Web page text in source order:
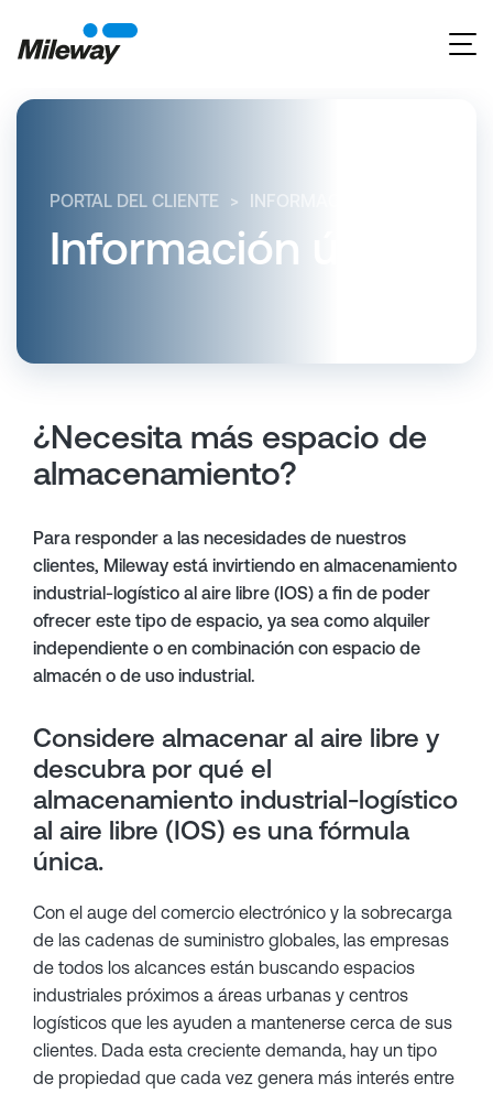
PORTAL DEL CLIENTE INFORMACIÓN ÚTIL
Información útil
¿Necesita más espacio de
almacenamiento?
Para responder a las necesidades de nuestros
clientes, Mileway está invirtiendo en almacenamiento
industrial-logístico al aire libre (IOS) a fin de poder
ofrecer este tipo de espacio, ya sea como alquiler
independiente o en combinación con espacio de
almacén o de uso industrial.
Considere almacenar al aire libre y
descubra por qué el
almacenamiento industrial-logístico
al aire libre (IOS) es una fórmula
única.
Con el auge del comercio electrónico y la sobrecarga
de las cadenas de suministro globales, las empresas
de todos los alcances están buscando espacios
industriales próximos a áreas urbanas y centros
logísticos que les ayuden a mantenerse cerca de sus
clientes. Dada esta creciente demanda, hay un tipo
de propiedad que cada vez genera más interés entre